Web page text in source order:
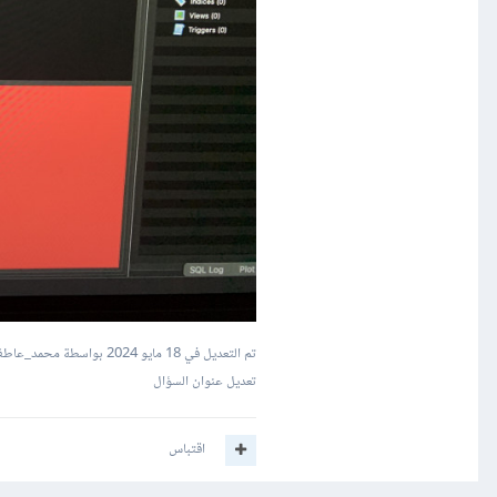
تم التعديل في18 مايو 2024
بواسطة
تعديل عنوان السؤال
اقتباس